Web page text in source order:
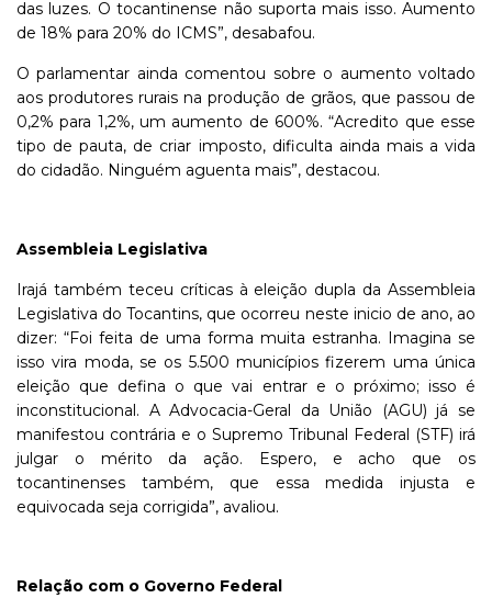
das luzes. O tocantinense não suporta mais isso. Aumento
de 18% para 20% do ICMS”, desabafou.
O parlamentar ainda comentou sobre o aumento voltado
aos produtores rurais na produção de grãos, que passou de
0,2% para 1,2%, um aumento de 600%. “Acredito que esse
tipo de pauta, de criar imposto, dificulta ainda mais a vida
do cidadão. Ninguém aguenta mais”, destacou.
Assembleia Legislativa
Irajá também teceu críticas à eleição dupla da Assembleia
Legislativa do Tocantins, que ocorreu neste inicio de ano, ao
dizer: “Foi feita de uma forma muita estranha. Imagina se
isso vira moda, se os 5.500 municípios fizerem uma única
eleição que defina o que vai entrar e o próximo; isso é
inconstitucional. A Advocacia-Geral da União (AGU) já se
manifestou contrária e o Supremo Tribunal Federal (STF) irá
julgar o mérito da ação. Espero, e acho que os
tocantinenses também, que essa medida injusta e
equivocada seja corrigida”, avaliou.
Relação com o Governo Federal